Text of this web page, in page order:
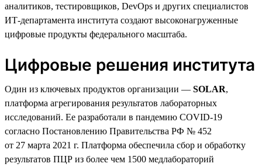
аналитиков, тестировщиков, DevOps и других специалистов
ИТ-департамента института создают высоконагруженные
цифровые продукты федерального масштаба.
Цифровые решения института
Один из ключевых продуктов организации — SOLAR,
платформа агрегирования результатов лабораторных
исследований. Ее разработали в пандемию COVID-19
согласно Постановлению Правительства РФ № 452
от 27 марта 2021 г. Платформа обеспечила сбор и обработку
результатов ПЦР из более чем 1500 медлабораторий